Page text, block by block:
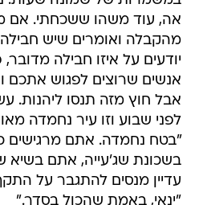
אה, עוד משהו ששכחתי. אם
מהקבלה ואומרים שיש
יודעים על איזו חבילה מדובר,
אנשים שרוצים לפגוש אתכם
אבל חוץ מזה תנסו ליהנות.
לפני שבוע וזו עיר נחמדה
"בטח נחמדה. אתם מרגישים
בשכונת שג'עייה, אתם בשיא
עדיין מנסים להתגבר על
"ינאי, באמת שהכול בסדר."